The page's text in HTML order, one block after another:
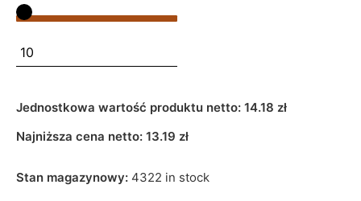
Jednostkowa wartość produktu netto: 14.18 zł
Najniższa cena netto: 13.19 zł
Stan magazynowy: 4322 in stock